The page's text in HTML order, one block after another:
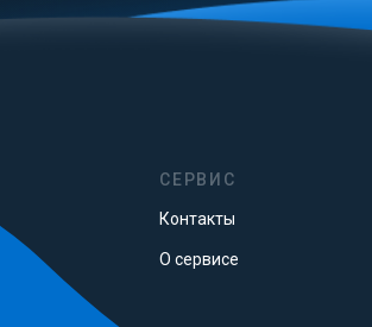
СЕРВИС
Контакты
О сервисе